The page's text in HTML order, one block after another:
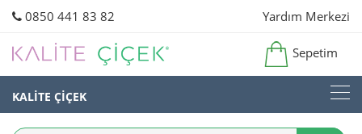
0850 441 83 82 Yardım Merkezi
Sepetim
KALİTE ÇİÇEK